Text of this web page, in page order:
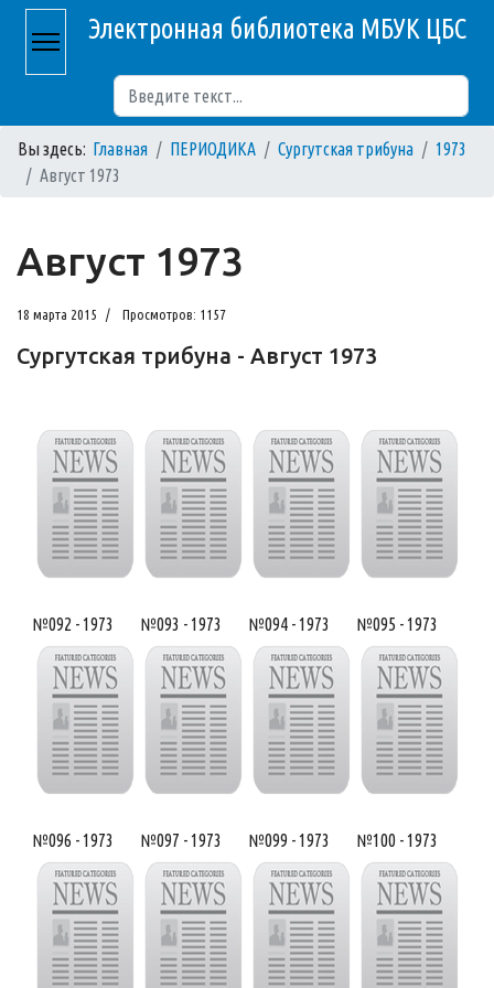
Электронная библиотека МБУК ЦБС
Вы здесь: Главная ПЕРИОДИКА Сургутская трибуна
1973
Август 1973
Август 1973
18 марта 2015 Просмотров: 1157
Сургутская трибуна - Август 1973
№092 - 1973 №093 - 1973 №094 - 1973 №095 - 1973
№096 - 1973 №097 - 1973 №099 - 1973 №100 - 1973